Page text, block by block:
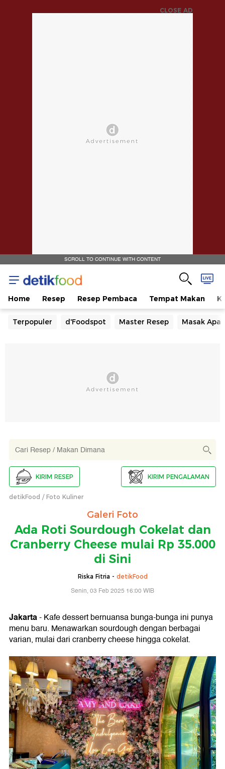
CLOSE AD
SCROLL TO CONTINUE WITH CONTENT
Home Resep Resep Pembaca Tempat Makan
Terpopuler d'Foodspot Master Resep Masak Apa
KIRIM RESEP KIRIM PENGALAMAN
detikFood Foto Kuliner
Galeri Foto
Ada Roti Sourdough Cokelat dan
Cranberry Cheese mulai Rp 35.000
di Sini
Riska Fitria - detikFood
Senin, 03 Feb 2025 16:00 WIB
Jakarta- Kafe dessert bernuansa bunga-bunga ini punya
menu baru. Menawarkan sourdough dengan berbagai
varian, mulai dari cranberry cheese hingga cokelat.